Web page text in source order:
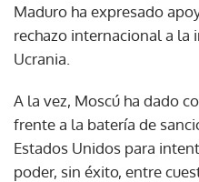
Maduro ha expresado
rechazo internacional a la
Ucrania.
A la vez, Moscú ha dado
frente a la batería de
Estados Unidos para
poder, sin éxito, entre